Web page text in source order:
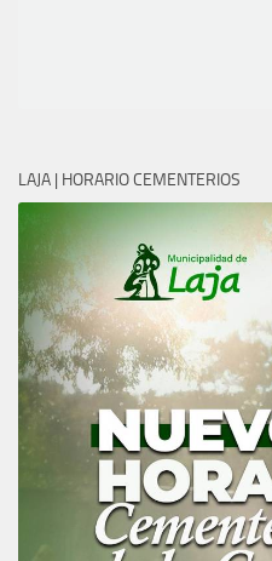
LAJA | HORARIO CEMENTERIOS